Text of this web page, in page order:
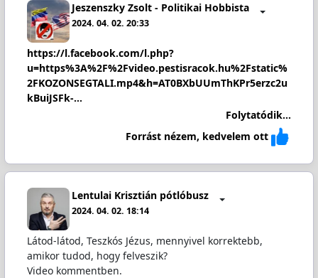
Jeszenszky Zsolt - Politikai Hobbista
2024. 04. 02. 20:33
https://l.facebook.com/l.php?
u=https%3A%2F%2Fvideo.pestisracok.hu%2Fstatic%
2FKOZONSEGTALI.mp4&h=AT0BXbUUmThKPr5erzc2u
kBuiJSFk-…
Folytatódik...
Forrást nézem, kedvelem ott
Lentulai Krisztián pótlóbusz
2024. 04. 02. 18:14
Látod-látod, Teszkós Jézus, mennyivel korrektebb,
amikor tudod, hogy felveszik?
Video kommentben.